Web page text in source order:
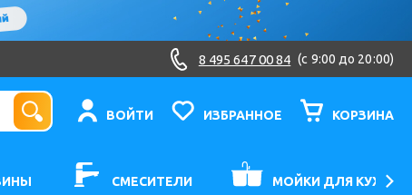
8 495 647 00 84 (c 9:00 до 20:00)
ВОЙТИ ИЗБРАННОЕ КОРЗИНА
СМЕСИТЕЛИ МОЙКИ ДЛЯ КУХНИ